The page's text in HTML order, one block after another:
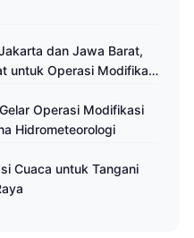
dan Jawa Barat,
untuk Operasi Modifikasi
Operasi Modifikasi
Hidrometeorologi
Cuaca untuk Tangani